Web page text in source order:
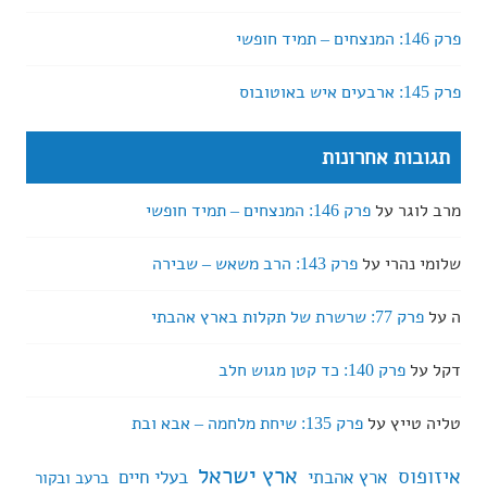
פרק 146: המנצחים – תמיד חופשי
פרק 145: ארבעים איש באוטובוס
תגובות אחרונות
מרב לוגר על פרק 146: המנצחים – תמיד חופשי
שלומי נהרי על פרק 143: הרב משאש – שבירה
ה על פרק 77: שרשרת של תקלות בארץ אהבתי
דקל על פרק 140: כד קטן מגוש חלב
טליה טייץעל פרק 135: שיחת מלחמה – אבא ובת
איזופוס ארץ אהבתי ארץ ישראל בעלי חיים ברעב ובקור